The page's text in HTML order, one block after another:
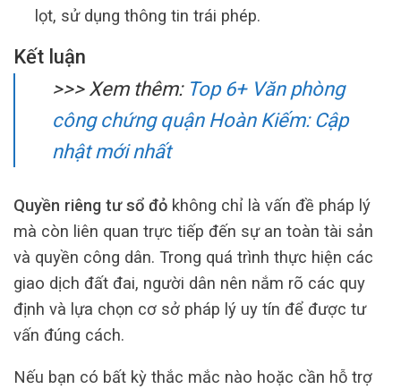
lọt, sử dụng thông tin trái phép.
Kết luận
>>> Xem thêm: Top 6+ Văn phòng
công chứng quận Hoàn Kiếm: Cập
nhật mới nhất
Quyền riêng tư sổ đỏ không chỉ là vấn đề pháp lý
mà còn liên quan trực tiếp đến sự an toàn tài sản
và quyền công dân. Trong quá trình thực hiện các
giao dịch đất đai, người dân nên nắm rõ các quy
định và lựa chọn cơ sở pháp lý uy tín để được tư
vấn đúng cách.
Nếu bạn có bất kỳ thắc mắc nào hoặc cần hỗ trợ